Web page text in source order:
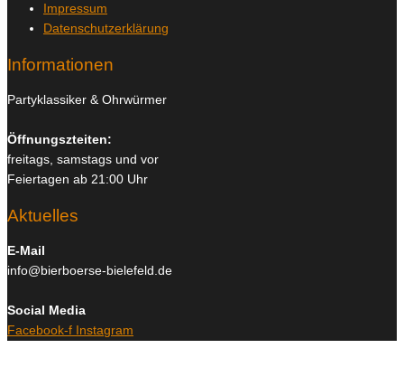
Impressum
Datenschutzerklärung
Informationen
Partyklassiker & Ohrwürmer
Öffnungszteiten:
freitags, samstags und vor
Feiertagen ab 21:00 Uhr
Aktuelles
E-Mail
info@bierboerse-bielefeld.de
Social Media
Facebook-f Instagram